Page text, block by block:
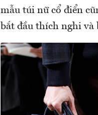
mẫu túi nữ cổ điển
bắt đầu thích nghi và